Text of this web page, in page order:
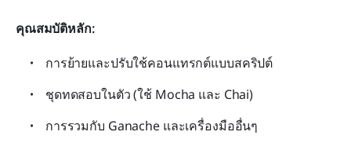
คุณสมบัติหลัก:
การย้ายและปรับใช้คอนแทรกต์แบบสคริปต์
ชุดทดสอบในตัว (ใช้ Mocha และ Chai)
การรวมกับ Ganache และเครื่องมืออื่นๆ